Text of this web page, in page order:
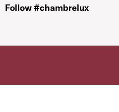
Follow #chambrelux